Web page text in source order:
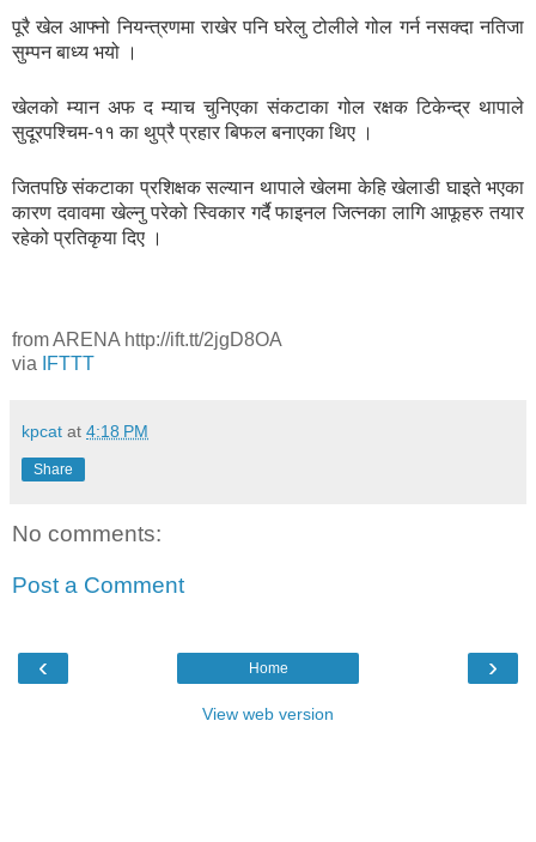
पूरै खेल आफ्नो नियन्त्रणमा राखेर पनि घरेलु टोलीले गोल गर्न नसक्दा नतिजा
सुम्पन बाध्य भयो ।
खेलको म्यान अफ द म्याच चुनिएका संकटाका गोल रक्षक टिकेन्द्र थापाले
सुदूरपश्चिम-११ का थुप्रै प्रहार बिफल बनाएका थिए ।
जितपछि संकटाका प्रशिक्षक सल्यान थापाले खेलमा केहि खेलाडी घाइते भएका
कारण दवावमा खेल्नु परेको स्विकार गर्दै फाइनल जित्नका लागि आफूहरु तयार
रहेको प्रतिकृया दिए ।
from ARENA http://ift.tt/2jgD8OA
via
IFTTT
kpcat at 4:18 PM
Share
No comments:
Post a Comment
‹ ›
Home
View web version